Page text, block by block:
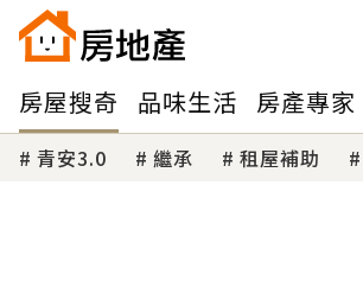
房屋搜奇 品味生活 房產專家
青安3.0 繼承 租屋補助